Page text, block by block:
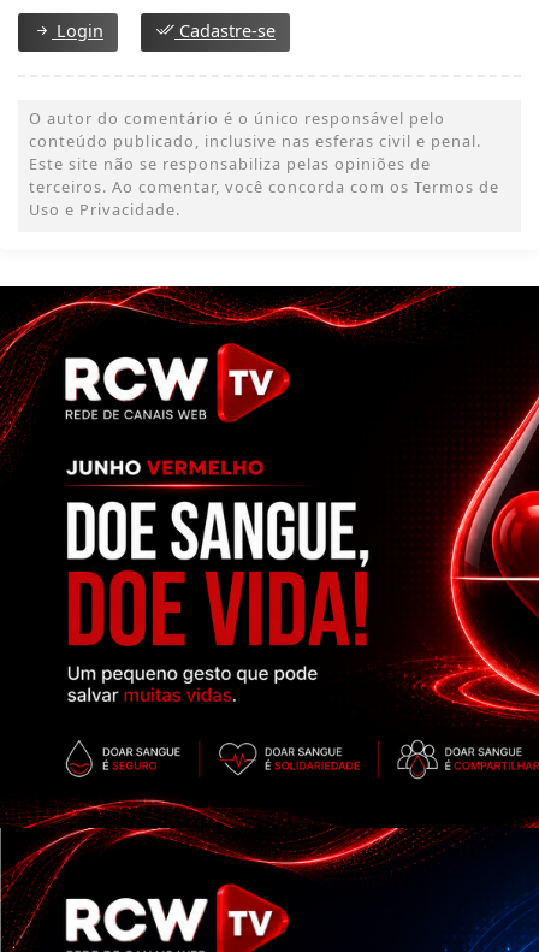
Login Cadastre-se
O autor do comentário é o único responsável pelo
conteúdo publicado, inclusive nas esferas civil e penal.
Este site não se responsabiliza pelas opiniões de
terceiros. Ao comentar, você concorda com os Termos de
Uso e Privacidade.